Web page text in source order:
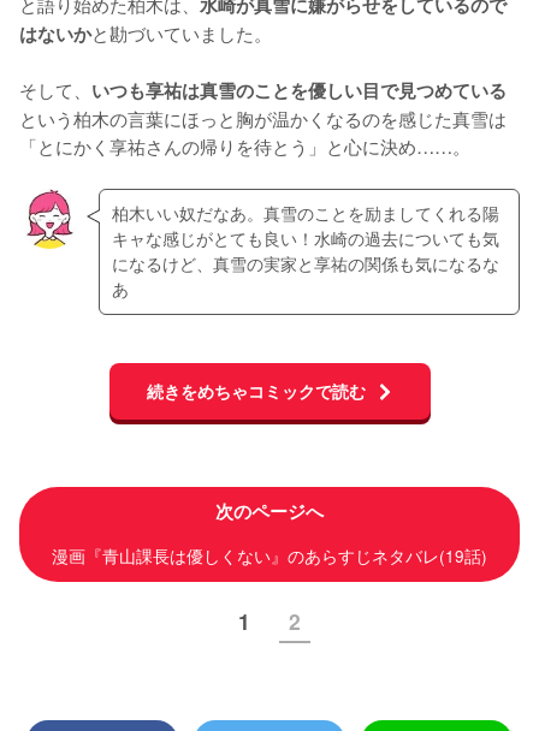
はないかと勘づいていました。
そして、 いつも享祐は真雪のことを優しい目で見つめている
という柏木の言葉にほっと胸が温かくなるのを感じた真雪は
「とにかく享祐さんの帰りを待とう」と心に決め……。
柏木いい奴だなあ。真雪のことを励ましてくれる陽
キャな感じがとても良い！水崎の過去についても気
になるけど、真雪の実家と享祐の関係も気になるな
あ
続きをめちゃコミックで読む
次のページへ
漫画『青山課長は優しくない』のあらすじネタバレ(19話)
1 2